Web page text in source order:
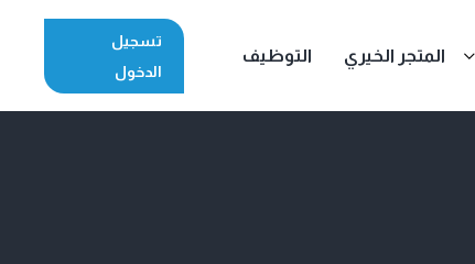
المتجر الخيري التوظيف
تسجيل
الدخول